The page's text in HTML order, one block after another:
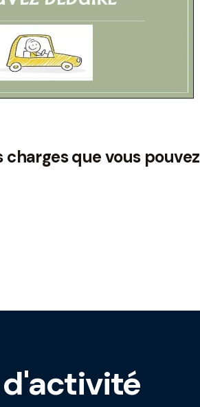
charges que vous pouvez